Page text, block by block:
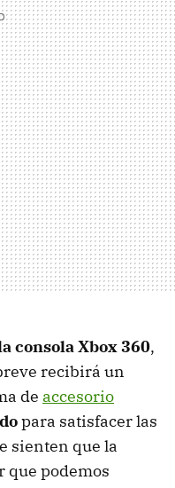
consola Xbox 360,
recibirá un
de accesorio
para satisfacer las
sienten que la
que podemos